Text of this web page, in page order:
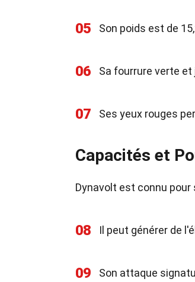
05 Son poids est de
06 Sa fourrure verte
07 Ses yeux rouges
Capacités et
Dynavolt est connu
08 Il peut générer de
09 Son attaque